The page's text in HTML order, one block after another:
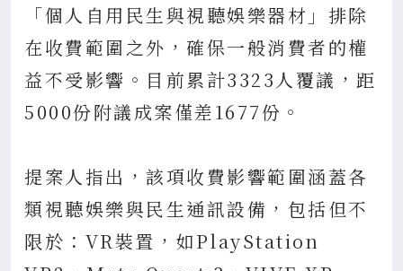
「個人自用民生與視聽娛樂器材」排除
在收費範圍之外，確保一般消費者的權
益不受影響。目前累計3323人覆議，距
5000份附議成案僅差1677份。
提案人指出，該項收費影響範圍涵蓋各
類視聽娛樂與民生通訊設備，包括但不
限於：VR裝置，如PlayStation